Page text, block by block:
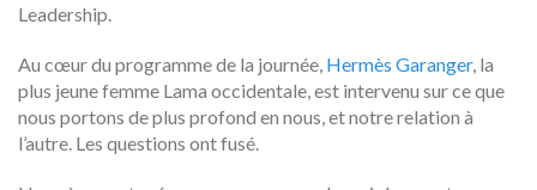
Leadership.
Au cœur du programme de la journée, Hermès Garanger, la
plus jeune femme Lama occidentale, est intervenu sur ce que
nous portons de plus profond en nous, et notre relation à
l’autre. Les questions ont fusé.